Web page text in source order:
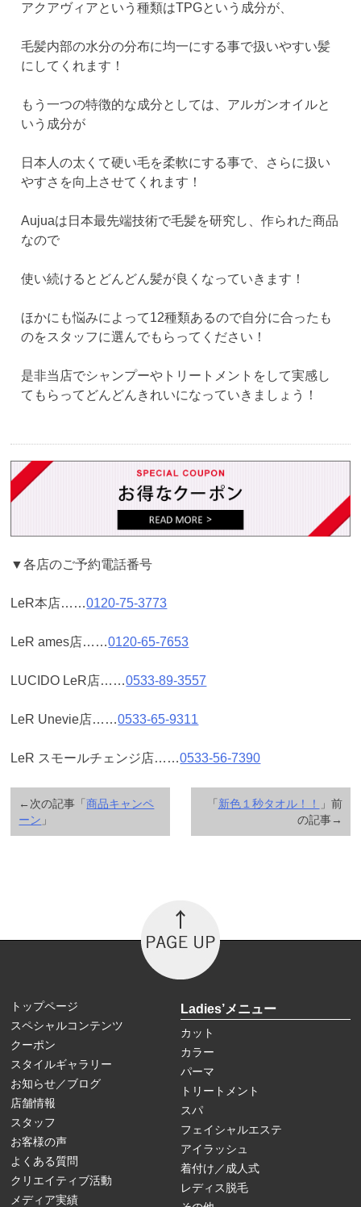
アクアヴィアという種類はTPGという成分が、
毛髪内部の水分の分布に均一にする事で扱いやすい髪
にしてくれます！
もう一つの特徴的な成分としては、アルガンオイルと
いう成分が
日本人の太くて硬い毛を柔軟にする事で、さらに扱い
やすさを向上させてくれます！
Aujuaは日本最先端技術で毛髪を研究し、作られた商品
なので
使い続けるとどんどん髪が良くなっていきます！
ほかにも悩みによって12種類あるので自分に合ったも
のをスタッフに選んでもらってください！
是非当店でシャンプーやトリートメントをして実感し
てもらってどんどんきれいになっていきましょう！
▼各店のご予約電話番号
LeR本店……0120-75-3773
LeR ames店……0120-65-7653
LUCIDO LeR店……0533-89-3557
LeR Unevie店……0533-65-9311
LeR スモールチェンジ店……0533-56-7390
「 新色１秒タオル！！
」前
の記事→
←次の記事「商品キャンペ
ーン 」
トップページ
スペシャルコンテンツ
クーポン
スタイルギャラリー
お知らせ／ブログ
店舗情報
スタッフ
お客様の声
よくある質問
クリエイティブ活動
メディア実績
Ladies’メニュー
カット
カラー
パーマ
トリートメント
スパ
フェイシャルエステ
アイラッシュ
着付け／成人式
レディス脱毛